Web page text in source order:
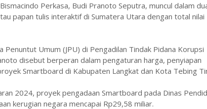
Perkasa, Budi Pranoto Seputra, muncul dalam
papan tulis interaktif di Sumatera Utara dengan total nilai
Penuntut Umum (JPU) di Pengadilan Tindak Pidana Korupsi
disebut berperan dalam pengaturan harga, penyiapan
Smartboard di Kabupaten Langkat dan Kota Tebing
2024, proyek pengadaan Smartboard pada Dinas
kerugian negara mencapai Rp29,58 miliar.